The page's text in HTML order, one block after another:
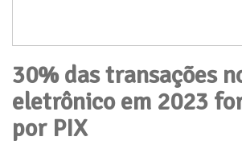
30% das transações
eletrônico em 2023
por PIX